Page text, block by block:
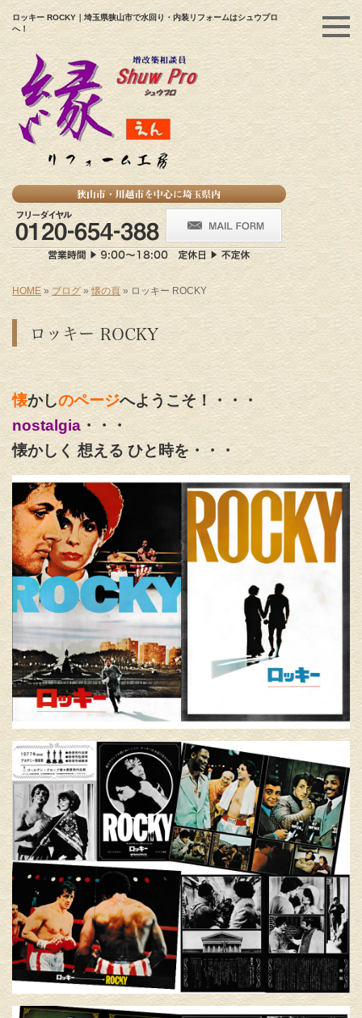
ロッキー ROCKY｜埼玉県狭山市で水回り・内装リフォームはシュウプロ
へ！
HOME »ブログ » 懐の頁 » ロッキー ROCKY
ロッキー ROCKY
懐かしのページへようこそ！・・・
nostalgia ・・・
懐かしく 想える ひと時を・・・